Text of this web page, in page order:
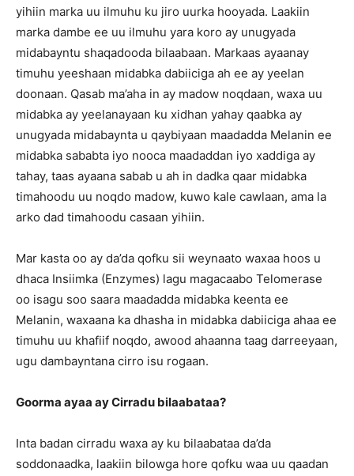
yihiin marka uu ilmuhu ku jiro uurka hooyada. Laakiin
marka dambe ee uu ilmuhu yara koro ay unugyada
midabayntu shaqadooda bilaabaan. Markaas ayaanay
timuhu yeeshaan midabka dabiiciga ah ee ay yeelan
doonaan. Qasab ma’aha in ay madow noqdaan, waxa uu
midabka ay yeelanayaan ku xidhan yahay qaabka ay
unugyada midabaynta u qaybiyaan maadadda Melanin ee
midabka sababta iyo nooca maadaddan iyo xaddiga ay
tahay, taas ayaana sabab u ah in dadka qaar midabka
timahoodu uu noqdo madow, kuwo kale cawlaan, ama la
arko dad timahoodu casaan yihiin.
Mar kasta oo ay da’da qofku sii weynaato waxaa hoos u
dhaca Insiimka (Enzymes) lagu magacaabo Telomerase
oo isagu soo saara maadadda midabka keenta ee
Melanin, waxaana ka dhasha in midabka dabiiciga ahaa ee
timuhu uu khafiif noqdo, awood ahaanna taag darreeyaan,
ugu dambayntana cirro isu rogaan.
Goorma ayaa ay Cirradu bilaabataa?
Inta badan cirradu waxa ay ku bilaabataa da’da
soddonaadka, laakiin bilowga hore qofku waa uu qaadan